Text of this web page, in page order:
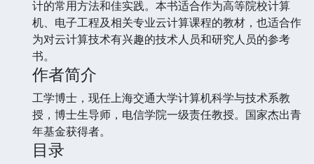
计的常用方法和佳实践。本书适合作为高等院校计算
机、电子工程及相关专业云计算课程的教材，也适合作
为对云计算技术有兴趣的技术人员和研究人员的参考
书。
作者简介
工学博士，现任上海交通大学计算机科学与技术系教
授，博士生导师，电信学院一级责任教授。国家杰出青
年基金获得者。
目录